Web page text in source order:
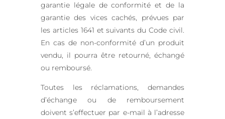
garantie légale de conformité et de la
garantie des vices cachés, prévues par
les articles 1641 et suivants du Code civil.
En cas de non-conformité d’un produit
vendu, il pourra être retourné, échangé
ou remboursé.
Toutes les réclamations, demandes
d’échange ou de remboursement
doivent s’effectuer par e-mail à l’adresse